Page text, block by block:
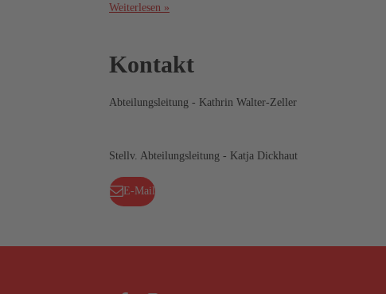
Weiterlesen »
Kontakt
Abteilungsleitung - Kathrin Walter-Zeller
Stellv. Abteilungsleitung - Katja Dickhaut
E-Mail